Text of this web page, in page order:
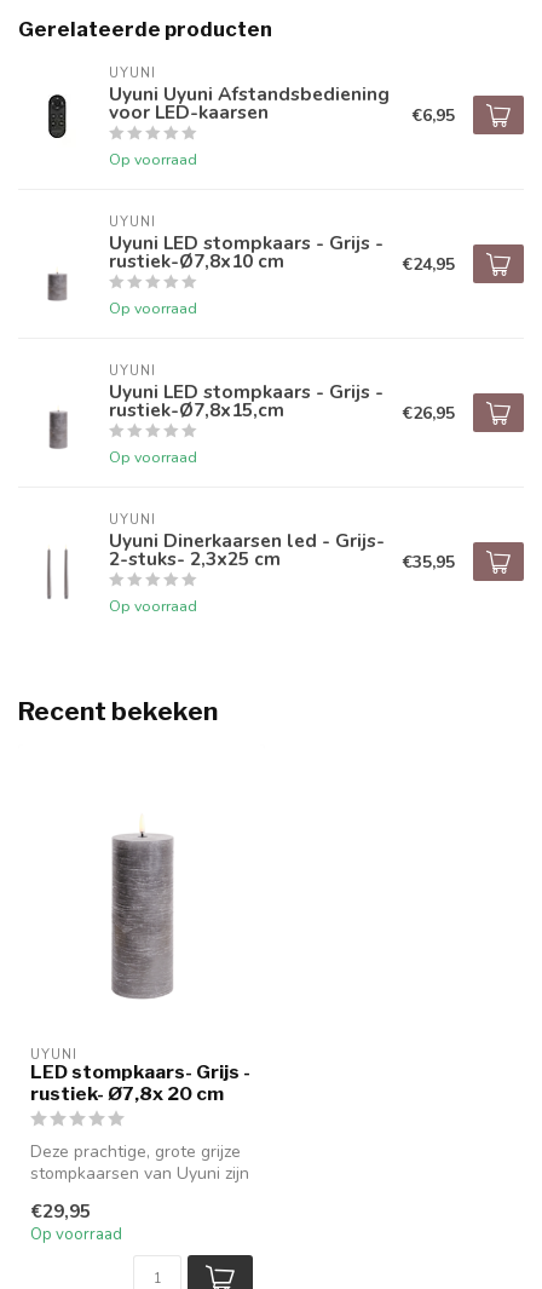
Gerelateerde producten
UYUNI
Uyuni Uyuni Afstandsbediening
voor LED-kaarsen
Op voorraad
€6,95
UYUNI
Uyuni LED stompkaars - Grijs -
rustiek-Ø7,8x10 cm
Op voorraad
€24,95
UYUNI
Uyuni LED stompkaars - Grijs -
rustiek-Ø7,8x15,cm
Op voorraad
€26,95
UYUNI
Uyuni Dinerkaarsen led - Grijs-
2-stuks- 2,3x25 cm
Op voorraad
€35,95
Recent bekeken
UYUNI
LED stompkaars- Grijs -
rustiek- Ø7,8x 20 cm
Deze prachtige, grote grijze
stompkaarsen van Uyuni zijn
€29,95
Op voorraad